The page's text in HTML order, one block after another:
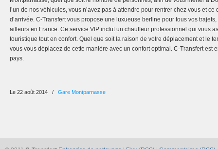
l’un de nos véhicules, vous n’avez pas à attendre pour rentrer chez vous et
d’arrivée. C-Transfert vous propose une luxueuse berline pour tous vos
ailleurs en France. Ce service VIP inclut un chauffeur professionnel qui vous
touristique tout en confort. Quel que soit la raison de votre déplacement et le
vous vous déplacez de cette manière avec un confort optimal. C-Transfert est
pays.
Le 22 août 2014 / Gare Montparnasse